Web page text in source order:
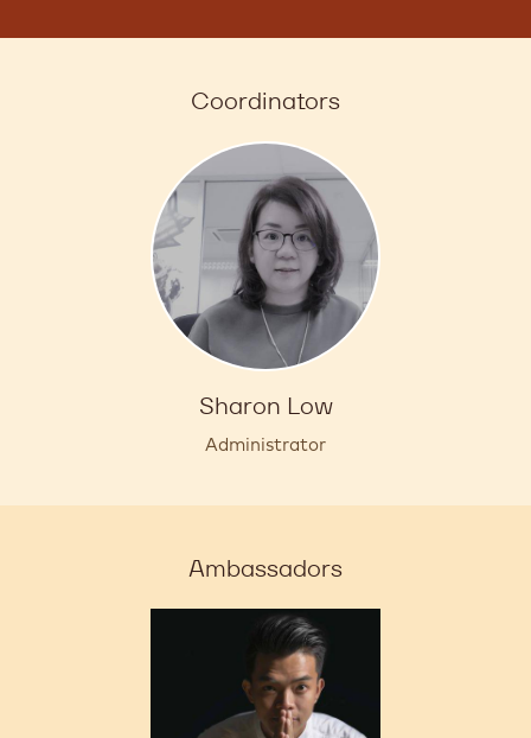
Coordinators
Sharon Low
Administrator
Ambassadors